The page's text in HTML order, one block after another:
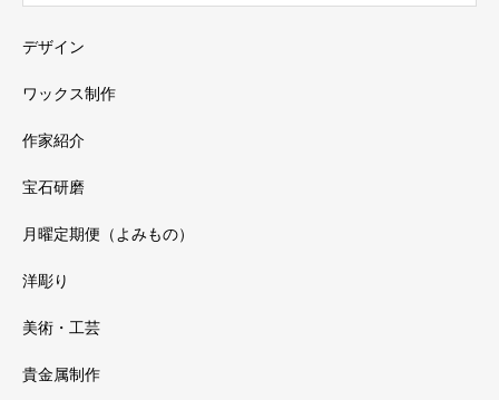
デザイン
ワックス制作
作家紹介
宝石研磨
月曜定期便（よみもの）
洋彫り
美術・工芸
貴金属制作